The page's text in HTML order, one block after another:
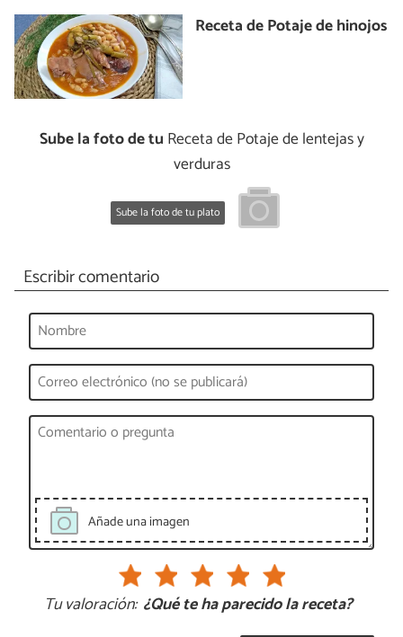
Receta de Potaje de hinojos
Sube la foto de tu Receta de Potaje de lentejas y
verduras
Sube la foto de tu plato
Escribir comentario
Añade una imagen
Tu valoración: ¿Qué te ha parecido la receta?